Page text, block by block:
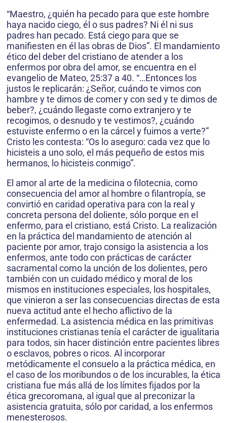
“Maestro, ¿quién ha pecado para que este hombre
haya nacido ciego, él o sus padres? Ni él ni sus
padres han pecado. Está ciego para que se
manifiesten en él las obras de Dios”. El mandamiento
ético del deber del cristiano de atender a los
enfermos por obra del amor, se encuentra en el
evangelio de Mateo, 25:37 a 40. “…Entonces los
justos le replicarán: ¿Señor, cuándo te vimos con
hambre y te dimos de comer y con sed y te dimos de
beber?, ¿cuándo llegaste como extranjero y te
recogimos, o desnudo y te vestimos?, ¿cuándo
estuviste enfermo o en la cárcel y fuimos a verte?”
Cristo les contesta: “Os lo aseguro: cada vez que lo
hicisteis a uno solo, el más pequeño de estos mis
hermanos, lo hicisteis conmigo”.
El amor al arte de la medicina o filotecnia, como
consecuencia del amor al hombre o filantropía, se
convirtió en caridad operativa para con la real y
concreta persona del doliente, sólo porque en el
enfermo, para el cristiano, está Cristo. La realización
en la práctica del mandamiento de atención al
paciente por amor, trajo consigo la asistencia a los
enfermos, ante todo con prácticas de carácter
sacramental como la unción de los dolientes, pero
también con un cuidado médico y moral de los
mismos en instituciones especiales, los hospitales,
que vinieron a ser las consecuencias directas de esta
nueva actitud ante el hecho aflictivo de la
enfermedad. La asistencia médica en las primitivas
instituciones cristianas tenía el carácter de igualitaria
para todos, sin hacer distinción entre pacientes libres
o esclavos, pobres o ricos. Al incorporar
metódicamente el consuelo a la práctica médica, en
el caso de los moribundos o de los incurables, la ética
cristiana fue más allá de los límites fijados por la
ética grecoromana, al igual que al preconizar la
asistencia gratuita, sólo por caridad, a los enfermos
menesterosos.